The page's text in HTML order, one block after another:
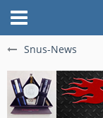
Snus-News